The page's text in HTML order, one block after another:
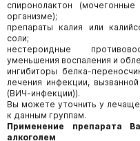
спиронолактон
организме);
препараты калия или
соли;
нестероидные
уменьшения воспаления и
ингибиторы белка-
лечения инфекции,
(ВИЧ-инфекции)).
Вы можете уточнить у
к данным группам.
Применение препарата
алкоголем